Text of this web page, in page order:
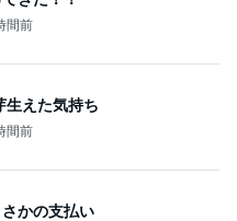
間前
生えた気持ち
間前
かの支払い